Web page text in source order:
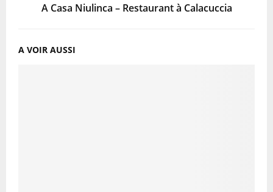
A Casa Niulinca – Restaurant à Calacuccia
A VOIR AUSSI